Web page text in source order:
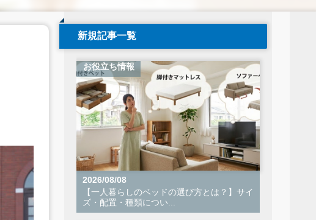
新規記事一覧
お役立ち情報
2026/08/08
【一人暮らしのベッドの選び方とは？】サイ
ズ・配置・種類につい...